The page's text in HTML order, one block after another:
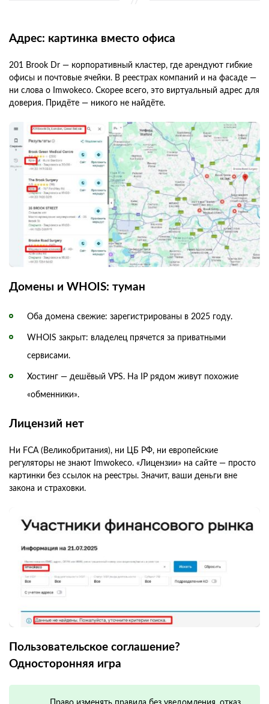
Адрес: картинка вместо офиса
201 Brook Dr — корпоративный кластер, где арендуют гибкие
офисы и почтовые ячейки. В реестрах компаний и на фасаде —
ни слова о Imwokeco. Скорее всего, это виртуальный адрес для
доверия. Придёте — никого не найдёте.
Домены и WHOIS: туман
Оба домена свежие: зарегистрированы в 2025 году.
WHOIS закрыт: владелец прячется за приватными
сервисами.
Хостинг — дешёвый VPS. На IP рядом живут похожие
«обменники».
Лицензий нет
Ни FCA (Великобритания), ни ЦБ РФ, ни европейские
регуляторы не знают Imwokeco. «Лицензии» на сайте — просто
картинки без ссылок на реестры. Значит, ваши деньги вне
закона и страховки.
Пользовательское соглашение?
Односторонняя игра